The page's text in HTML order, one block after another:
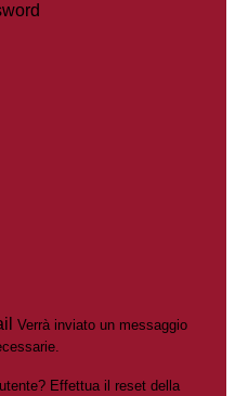
Verrà inviato un messaggio
Effettua il reset della